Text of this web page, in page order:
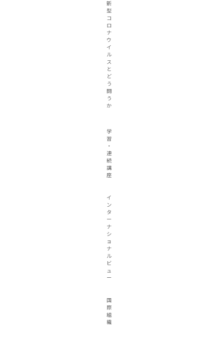
新
型
コ
ロ
ナ
ウ
イ
ル
ス
と
ど
う
闘
う
か
学
習
・
連
続
講
座
イ
ン
タ
ー
ナ
シ
ョ
ナ
ル
ビ
ュ
ー
国
際
組
織